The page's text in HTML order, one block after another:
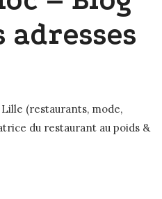
adresses
(restaurants, mode,
du restaurant au poids &